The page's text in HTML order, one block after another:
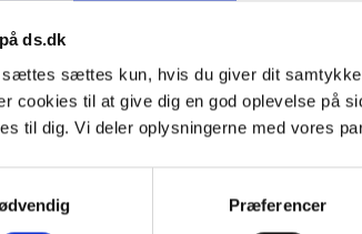
ds.dk
sættes sættes kun, hvis du giver dit
cookies til at give dig en god oplevelse på
til dig. Vi deler oplysningerne med vores
Præferencer